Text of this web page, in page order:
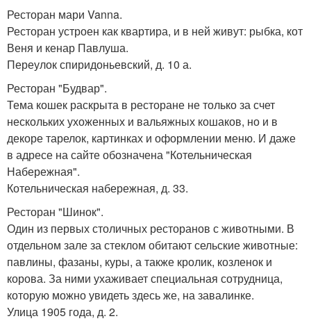
Ресторан мари Vanna.
Ресторан устроен как квартира, и в ней живут: рыбка, кот
Веня и кенар Павлуша.
Переулок спиридоньевский, д. 10 а.
Ресторан "Будвар".
Тема кошек раскрыта в ресторане не только за счет
нескольких ухоженных и вальяжных кошаков, но и в
декоре тарелок, картинках и оформлении меню. И даже
в адресе на сайте обозначена "Котельническая
Набережная".
Котельническая набережная, д. 33.
Ресторан "Шинок".
Один из первых столичных ресторанов с животными. В
отдельном зале за стеклом обитают сельские животные:
павлины, фазаны, куры, а также кролик, козленок и
корова. За ними ухаживает специальная сотрудница,
которую можно увидеть здесь же, на завалинке.
Улица 1905 года, д. 2.